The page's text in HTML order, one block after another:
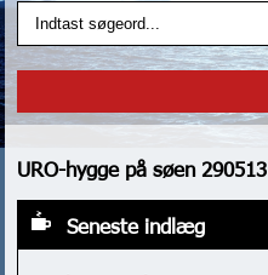
URO-hygge på søen 290513
Seneste indlæg